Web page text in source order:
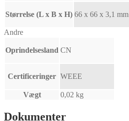
Størrelse (L x B x H) 66 x 66 x 3,1 mm
Andre
Oprindelsesland CN
Certificeringer WEEE
Vægt 0,02 kg
Dokumenter